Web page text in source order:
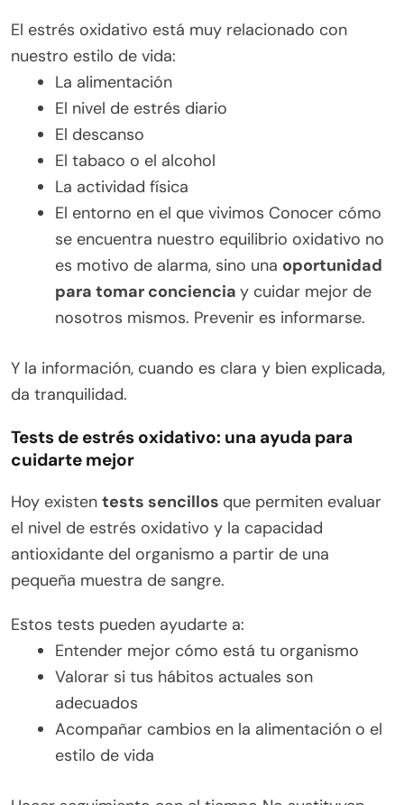
El estrés oxidativo está muy relacionado con
nuestro estilo de vida:
La alimentación
El nivel de estrés diario
El descanso
El tabaco o el alcohol
La actividad física
El entorno en el que vivimos Conocer cómo
se encuentra nuestro equilibrio oxidativo no
es motivo de alarma, sino una oportunidad
para tomar conciencia y cuidar mejor de
nosotros mismos. Prevenir es informarse.
Y la información, cuando es clara y bien explicada,
da tranquilidad.
Tests de estrés oxidativo: una ayuda para
cuidarte mejor
Hoy existen tests sencillos que permiten evaluar
el nivel de estrés oxidativo y la capacidad
antioxidante del organismo a partir de una
pequeña muestra de sangre.
Estos tests pueden ayudarte a:
Entender mejor cómo está tu organismo
Valorar si tus hábitos actuales son
adecuados
Acompañar cambios en la alimentación o el
estilo de vida